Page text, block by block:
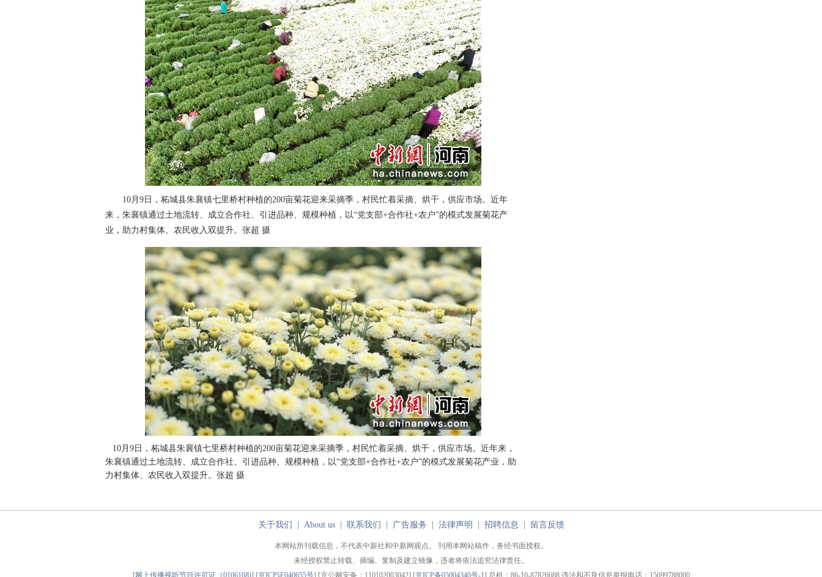
10月9日，柘城县朱襄镇七里桥村种植的200亩菊花迎来采摘季，村民忙着采摘、烘干，供应市场。近年
来，朱襄镇通过土地流转、成立合作社、引进品种、规模种植，以“党支部+合作社+农户”的模式发展菊花产
业，助力村集体、农民收入双提升。张超 摄
10月9日，柘城县朱襄镇七里桥村种植的200亩菊花迎来采摘季，村民忙着采摘、烘干，供应市场。近年来，
朱襄镇通过土地流转、成立合作社、引进品种、规模种植，以“党支部+合作社+农户”的模式发展菊花产业，助
力村集体、农民收入双提升。张超 摄
关于我们 About us| 联系我们 广告服务 法律声明 招聘信息 留言反馈
本网站所刊载信息，不代表中新社和中新网观点。 刊用本网站稿件，务经书面授权。
未经授权禁止转载、摘编、复制及建立镜像，违者将依法追究法律责任。
[网上传播视听节目许可证（0106168)] [京ICP证040655号] [京公网安备：110102003042] [京ICP备05004340号-1 ] 总机：86-10-87826688 违法和不良信息举报电话：15699788000